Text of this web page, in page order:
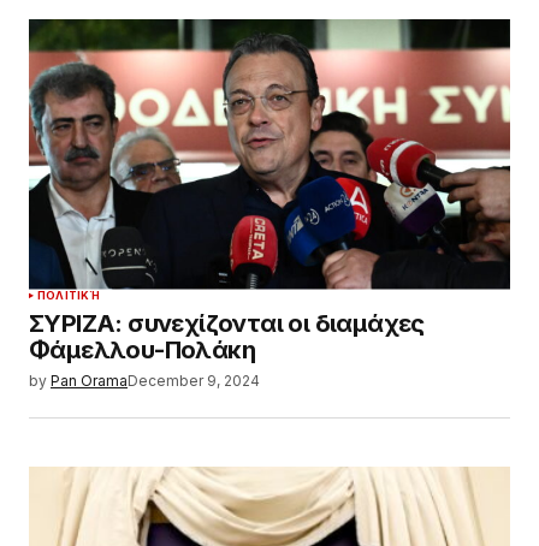
ΠΟΛΙΤΙΚΉ
ΣΥΡΙΖΑ: συνεχίζονται οι διαμάχες
Φάμελλου-Πολάκη
by Pan OramaDecember 9, 2024